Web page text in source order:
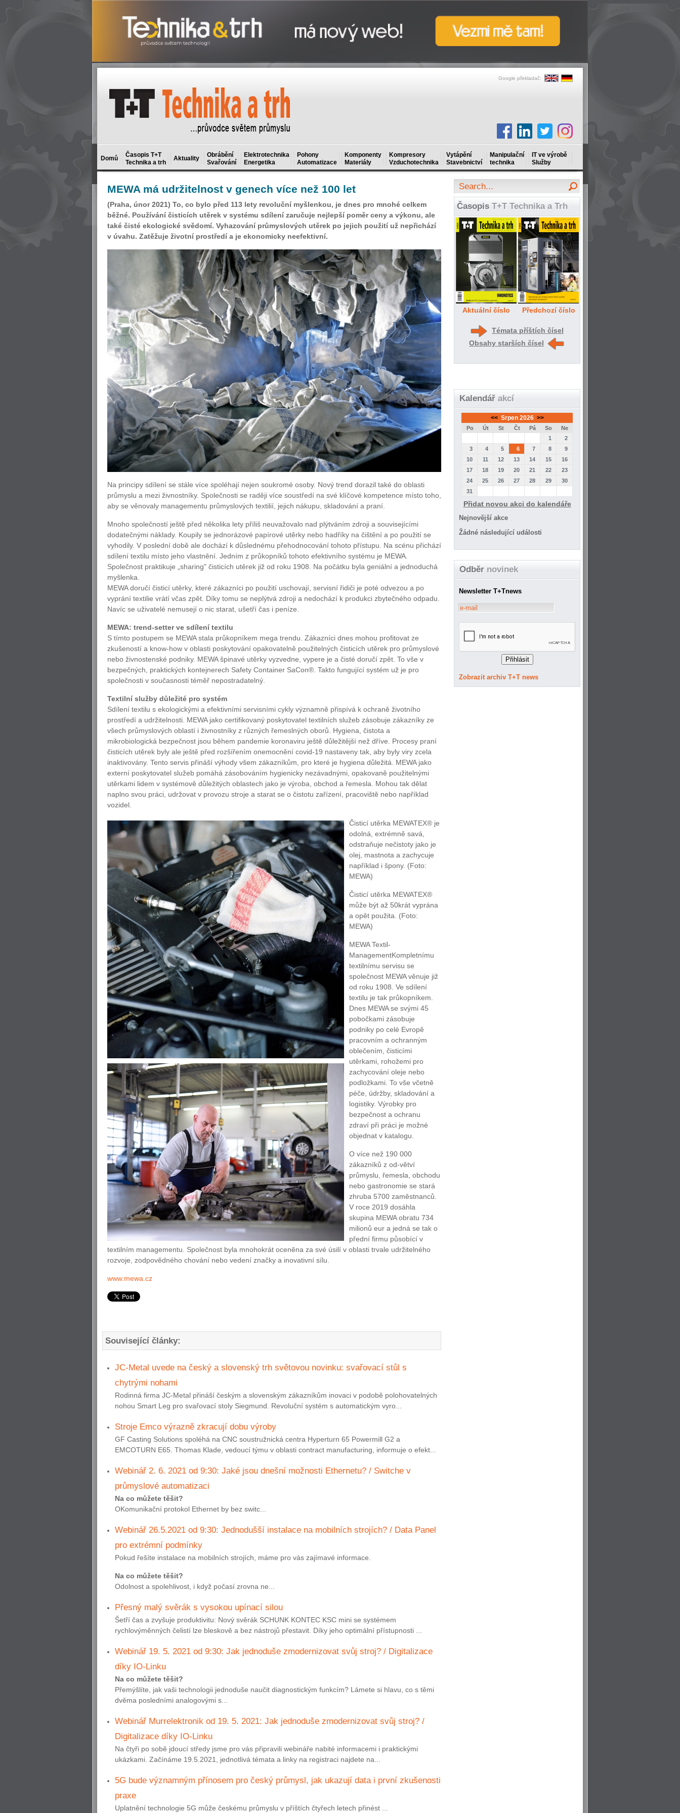
Google překladač:
Domů
Časopis T+T
Technika a trh
Aktuality
Obrábění
Svařování
Elektrotechnika
Energetika
Pohony
Automatizace
Komponenty
Materiály
Kompresory
Vzduchotechnika
Vytápění
Stavebnictví
Manipulační
technika
IT ve výrobě
Služby
MEWA má udržitelnost v genech více než 100 let
(Praha, únor 2021) To, co bylo před 113 lety revoluční myšlenkou, je dnes pro mnohé celkem
běžné. Používání čisticích utěrek v systému sdílení zaručuje nejlepší poměr ceny a výkonu, ale
také čisté ekologické svědomí. Vyhazování průmyslových utěrek po jejich použití už nepřichází
v úvahu. Zatěžuje životní prostředí a je ekonomicky neefektivní.
Na principy sdílení se stále více spoléhají nejen soukromé osoby. Nový trend dorazil také do oblasti
průmyslu a mezi živnostníky. Společnosti se raději více soustředí na své klíčové kompetence místo toho,
aby se věnovaly managementu průmyslových textilií, jejich nákupu, skladování a praní.
Mnoho společností ještě před několika lety příliš neuvažovalo nad plýtváním zdroji a souvisejícími
dodatečnými náklady. Koupily se jednorázové papírové utěrky nebo hadříky na čištění a po použití se
vyhodily. V poslední době ale dochází k důslednému přehodnocování tohoto přístupu. Na scénu přichází
sdílení textilu místo jeho vlastnění. Jedním z průkopníků tohoto efektivního systému je MEWA.
Společnost praktikuje „sharing" čisticích utěrek již od roku 1908. Na počátku byla geniální a jednoduchá
myšlenka.
MEWA doručí čisticí utěrky, které zákazníci po použití uschovají, servisní řidiči je poté odvezou a po
vyprání textilie vrátí včas zpět. Díky tomu se neplýtvá zdroji a nedochází k produkci zbytečného odpadu.
Navíc se uživatelé nemusejí o nic starat, ušetří čas i peníze.
MEWA: trend-setter ve sdílení textilu
S tímto postupem se MEWA stala průkopníkem mega trendu. Zákazníci dnes mohou profitovat ze
zkušeností a know-how v oblasti poskytování opakovatelně použitelných čisticích utěrek pro průmyslové
nebo živnostenské podniky. MEWA špinavé utěrky vyzvedne, vypere je a čisté doručí zpět. To vše v
bezpečných, praktických kontejnerech Safety Container SaCon®. Takto fungující systém už je pro
společnosti v současnosti téměř nepostradatelný.
Textilní služby důležité pro systém
Sdílení textilu s ekologickými a efektivními servisními cykly významně přispívá k ochraně životního
prostředí a udržitelnosti. MEWA jako certifikovaný poskytovatel textilních služeb zásobuje zákazníky ze
všech průmyslových oblastí i živnostníky z různých řemeslných oborů. Hygiena, čistota a
mikrobiologická bezpečnost jsou během pandemie koronaviru ještě důležitější než dříve. Procesy praní
čisticích utěrek byly ale ještě před rozšířením onemocnění covid-19 nastaveny tak, aby byly viry zcela
inaktivovány. Tento servis přináší výhody všem zákazníkům, pro které je hygiena důležitá. MEWA jako
externí poskytovatel služeb pomáhá zásobováním hygienicky nezávadnými, opakovaně použitelnými
utěrkami lidem v systémově důležitých oblastech jako je výroba, obchod a řemesla. Mohou tak dělat
naplno svou práci, udržovat v provozu stroje a starat se o čistotu zařízení, pracoviště nebo například
vozidel.
Čisticí utěrka MEWATEX® je
odolná, extrémně savá,
odstraňuje nečistoty jako je
olej, mastnota a zachycuje
například i špony. (Foto:
MEWA)
Čisticí utěrka MEWATEX®
může být až 50krát vyprána
a opět použita. (Foto:
MEWA)
MEWA Textil-
ManagementKompletnímu
textilnímu servisu se
společnost MEWA věnuje již
od roku 1908. Ve sdílení
textilu je tak průkopníkem.
Dnes MEWA se svými 45
pobočkami zásobuje
podniky po celé Evropě
pracovním a ochranným
oblečením, čisticími
utěrkami, rohožemi pro
zachycování oleje nebo
podložkami. To vše včetně
péče, údržby, skladování a
logistiky. Výrobky pro
bezpečnost a ochranu
zdraví při práci je možné
objednat v katalogu.
O více než 190 000
zákazníků z od-větví
průmyslu, řemesla, obchodu
nebo gastronomie se stará
zhruba 5700 zaměstnanců.
V roce 2019 dosáhla
skupina MEWA obratu 734
milionů eur a jedná se tak o
přední firmu působící v
textilním managementu. Společnost byla mnohokrát oceněna za své úsilí v oblasti trvale udržitelného
rozvoje, zodpovědného chování nebo vedení značky a inovativní sílu.
www.mewa.cz
Související články:
JC-Metal uvede na český a slovenský trh světovou novinku: svařovací stůl s
chytrými nohami
Rodinná firma JC-Metal přináší českým a slovenským zákazníkům inovaci v podobě polohovatelných
nohou Smart Leg pro svařovací stoly Siegmund. Revoluční systém s automatickým vyro...
Stroje Emco výrazně zkracují dobu výroby
GF Casting Solutions spoléhá na CNC soustružnická centra Hyperturn 65 Powermill G2 a
EMCOTURN E65. Thomas Klade, vedoucí týmu v oblasti contract manufacturing, informuje o efekt...
Webinář 2. 6. 2021 od 9:30: Jaké jsou dnešní možnosti Ethernetu? / Switche v
průmyslové automatizaci
Na co můžete těšit?
OKomunikační protokol Ethernet by bez switc...
Webinář 26.5.2021 od 9:30: Jednodušší instalace na mobilních strojích? / Data Panel
pro extrémní podmínky
Pokud řešíte instalace na mobilních strojích, máme pro vás zajímavé informace.
Na co můžete těšit?
Odolnost a spolehlivost, i když počasí zrovna ne...
Přesný malý svěrák s vysokou upínací silou
Šetří čas a zvyšuje produktivitu: Nový svěrák SCHUNK KONTEC KSC mini se systémem
rychlovýměnných čelistí lze bleskově a bez nástrojů přestavit. Díky jeho optimální přístupnosti ...
Webinář 19. 5. 2021 od 9:30: Jak jednoduše zmodernizovat svůj stroj? / Digitalizace
díky IO-Linku
Na co můžete těšit?
Přemýšlíte, jak vaši technologii jednoduše naučit diagnostickým funkcím? Lámete si hlavu, co s těmi
dvěma posledními analogovými s...
Webinář Murrelektronik od 19. 5. 2021: Jak jednoduše zmodernizovat svůj stroj? /
Digitalizace díky IO-Linku
Na čtyři po sobě jdoucí středy jsme pro vás připravili webináře nabité informacemi i praktickými
ukázkami. Začínáme 19.5.2021, jednotlivá témata a linky na registraci najdete na...
5G bude významným přínosem pro český průmysl, jak ukazují data i první zkušenosti
praxe
Uplatnění technologie 5G může českému průmyslu v příštích čtyřech letech přinést ...
Časopis T+T Technika a Trh
Aktuální číslo Předchozí číslo
Témata příštích čísel
Obsahy starších čísel
Kalendář akcí
<< Srpen 2026 >>
Po Út St Čt Pá So
Ne
1
2
3
4 5 6 7 8
9
10
11 12 13 14 15
16
17
18 19 20 21 22
23
24
25 26 27 28 29
30
31
Přidat novou akci do kalendáře
Nejnovější akce
Žádné následující události
Odběr novinek
Newsletter T+Tnews
Zobrazit archiv T+T news